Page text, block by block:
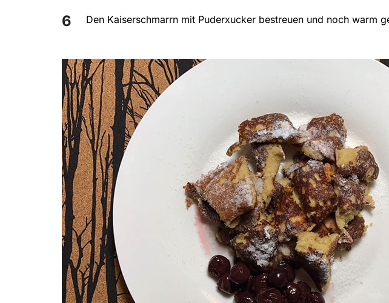
Den Kaiserschmarrn mit Puderxucker bestreuen und noch warm